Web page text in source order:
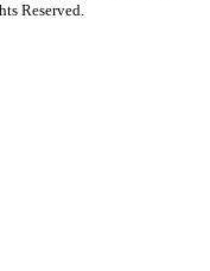
Reserved.